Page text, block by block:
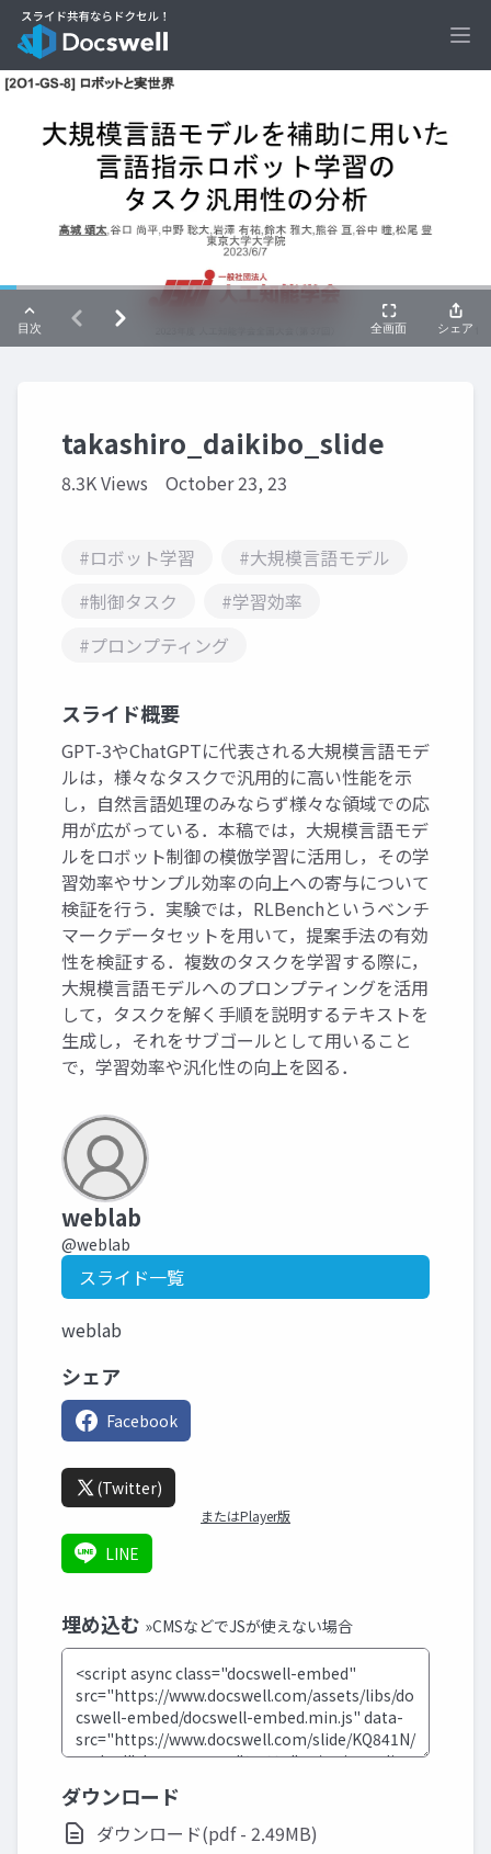
takashiro_daikibo_slide
8.3K Views October 23, 23
#ロボット学習
#大規模言語モデル
#制御タスク
#学習効率
#プロンプティング
スライド概要
GPT-3やChatGPTに代表される大規模言語モデ
ルは，様々なタスクで汎用的に高い性能を示
し，自然言語処理のみならず様々な領域での応
用が広がっている．本稿では，大規模言語モデ
ルをロボット制御の模倣学習に活用し，その学
習効率やサンプル効率の向上への寄与について
検証を行う．実験では，RLBenchというベンチ
マークデータセットを用いて，提案手法の有効
性を検証する．複数のタスクを学習する際に，
大規模言語モデルへのプロンプティングを活用
して，タスクを解く手順を説明するテキストを
生成し，それをサブゴールとして用いること
で，学習効率や汎化性の向上を図る．
weblab
@weblab
スライド一覧
weblab
シェア
Facebook
(Twitter)
またはPlayer版
LINE
埋め込む »CMSなどでJSが使えない場合
ダウンロード
ダウンロード(pdf - 2.49MB)